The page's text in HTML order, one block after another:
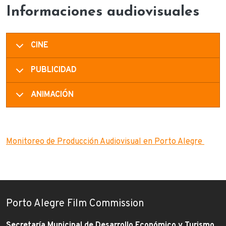
Informaciones audiovisuales
CINE
PUBLICIDAD
ANIMACIÓN
Monitoreo de Producción Audiovisual en Porto Alegre
Porto Alegre Film Commission